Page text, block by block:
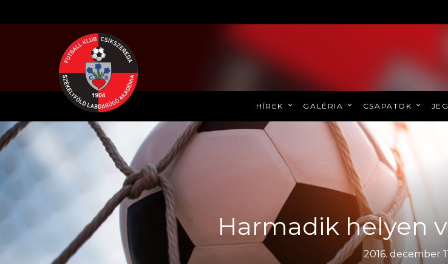
HÍREK GALÉRIA CSAPATOK
Harmadik helyen
2016. december